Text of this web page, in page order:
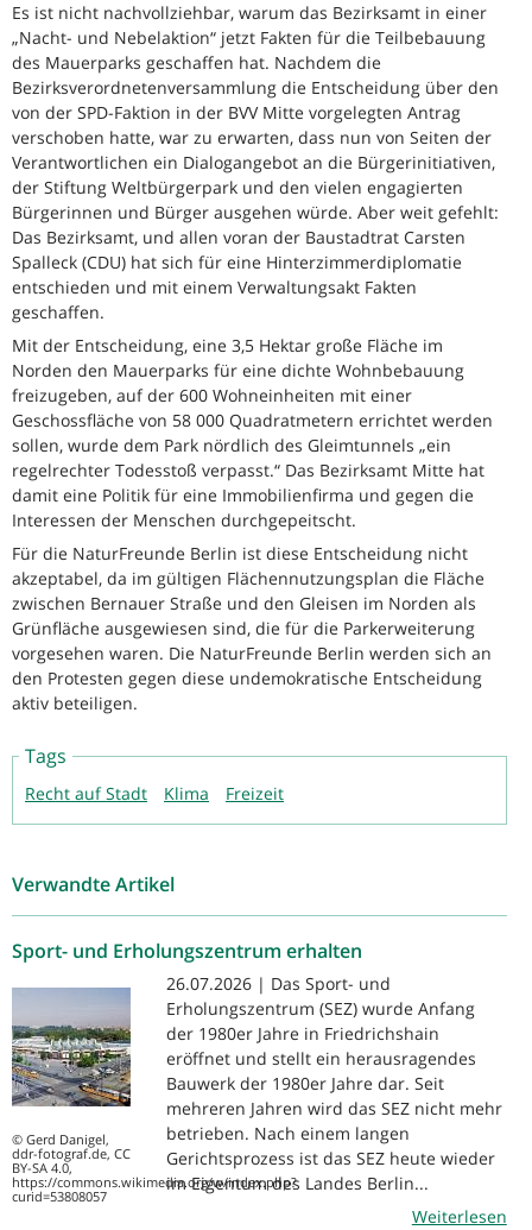
Es ist nicht nachvollziehbar, warum das Bezirksamt in einer
„Nacht- und Nebelaktion“ jetzt Fakten für die Teilbebauung
des Mauerparks geschaffen hat. Nachdem die
Bezirksverordnetenversammlung die Entscheidung über den
von der SPD-Faktion in der BVV Mitte vorgelegten Antrag
verschoben hatte, war zu erwarten, dass nun von Seiten der
Verantwortlichen ein Dialogangebot an die Bürgerinitiativen,
der Stiftung Weltbürgerpark und den vielen engagierten
Bürgerinnen und Bürger ausgehen würde. Aber weit gefehlt:
Das Bezirksamt, und allen voran der Baustadtrat Carsten
Spalleck (CDU) hat sich für eine Hinterzimmerdiplomatie
entschieden und mit einem Verwaltungsakt Fakten
geschaffen.
Mit der Entscheidung, eine 3,5 Hektar große Fläche im
Norden den Mauerparks für eine dichte Wohnbebauung
freizugeben, auf der 600 Wohneinheiten mit einer
Geschossfläche von 58 000 Quadratmetern errichtet werden
sollen, wurde dem Park nördlich des Gleimtunnels „ein
regelrechter Todesstoß verpasst.“ Das Bezirksamt Mitte hat
damit eine Politik für eine Immobilienfirma und gegen die
Interessen der Menschen durchgepeitscht.
Für die NaturFreunde Berlin ist diese Entscheidung nicht
akzeptabel, da im gültigen Flächennutzungsplan die Fläche
zwischen Bernauer Straße und den Gleisen im Norden als
Grünfläche ausgewiesen sind, die für die Parkerweiterung
vorgesehen waren. Die NaturFreunde Berlin werden sich an
den Protesten gegen diese undemokratische Entscheidung
aktiv beteiligen.
Tags
Recht auf Stadt Klima Freizeit
Verwandte Artikel
Sport- und Erholungszentrum erhalten
© Gerd Danigel,
ddr-fotograf.de, CC
BY-SA 4.0,
https://commons.wikimedia.org/w/index.php?
curid=53808057
26.07.2026 | Das Sport- und
Erholungszentrum (SEZ) wurde Anfang
der 1980er Jahre in Friedrichshain
eröffnet und stellt ein herausragendes
Bauwerk der 1980er Jahre dar. Seit
mehreren Jahren wird das SEZ nicht mehr
betrieben. Nach einem langen
Gerichtsprozess ist das SEZ heute wieder
im Eigentum des Landes Berlin...
Weiterlesen